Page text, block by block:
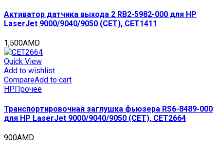
Активатор датчика выхода 2 RB2-5982-000 для HP
LaserJet 9000/9040/9050 (CET), CET1411
1,500AMD
Quick View
Add to wishlist
CompareAdd to cart
HP Прочее
Транспортировочная заглушка фьюзера RS6-8489-000
для HP LaserJet 9000/9040/9050 (CET), CET2664
900AMD